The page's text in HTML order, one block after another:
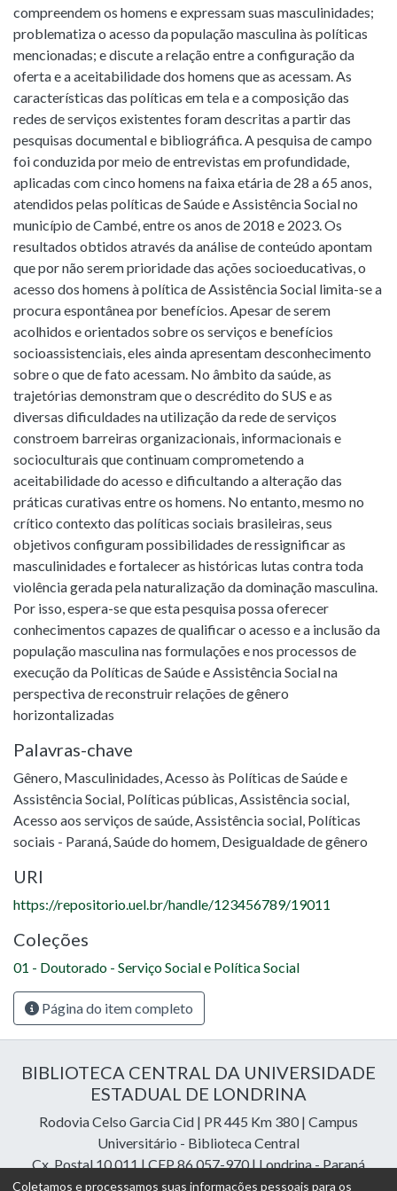
compreendem os homens e expressam suas masculinidades;
problematiza o acesso da população masculina às políticas
mencionadas; e discute a relação entre a configuração da
oferta e a aceitabilidade dos homens que as acessam. As
características das políticas em tela e a composição das
redes de serviços existentes foram descritas a partir das
pesquisas documental e bibliográfica. A pesquisa de campo
foi conduzida por meio de entrevistas em profundidade,
aplicadas com cinco homens na faixa etária de 28 a 65 anos,
atendidos pelas políticas de Saúde e Assistência Social no
município de Cambé, entre os anos de 2018 e 2023. Os
resultados obtidos através da análise de conteúdo apontam
que por não serem prioridade das ações socioeducativas, o
acesso dos homens à política de Assistência Social limita-se a
procura espontânea por benefícios. Apesar de serem
acolhidos e orientados sobre os serviços e benefícios
socioassistenciais, eles ainda apresentam desconhecimento
sobre o que de fato acessam. No âmbito da saúde, as
trajetórias demonstram que o descrédito do SUS e as
diversas dificuldades na utilização da rede de serviços
constroem barreiras organizacionais, informacionais e
socioculturais que continuam comprometendo a
aceitabilidade do acesso e dificultando a alteração das
práticas curativas entre os homens. No entanto, mesmo no
crítico contexto das políticas sociais brasileiras, seus
objetivos configuram possibilidades de ressignificar as
masculinidades e fortalecer as históricas lutas contra toda
violência gerada pela naturalização da dominação masculina.
Por isso, espera-se que esta pesquisa possa oferecer
conhecimentos capazes de qualificar o acesso e a inclusão da
população masculina nas formulações e nos processos de
execução da Políticas de Saúde e Assistência Social na
perspectiva de reconstruir relações de gênero
horizontalizadas
Palavras-chave
Gênero, Masculinidades,Acesso às Políticas de Saúde e
Assistência Social, Políticas públicas,Assistência social,
Acesso aos serviços de saúde,Assistência social, Políticas
sociais - Paraná,Saúde do homem, Desigualdade de gênero
URI
https://repositorio.uel.br/handle/123456789/19011
Coleções
01 - Doutorado - Serviço Social e Política Social
Página do item completo
BIBLIOTECA CENTRAL DA UNIVERSIDADE
ESTADUAL DE LONDRINA
Rodovia Celso Garcia Cid | PR 445 Km 380 | Campus
Universitário - Biblioteca Central
Cx. Postal 10.011 | CEP 86.057-970 | Londrina - Paraná
Contatos: e-mail:riuel@uel.br| fone: 43 3371-4409
Coletamos e processamos suas informações pessoais para os